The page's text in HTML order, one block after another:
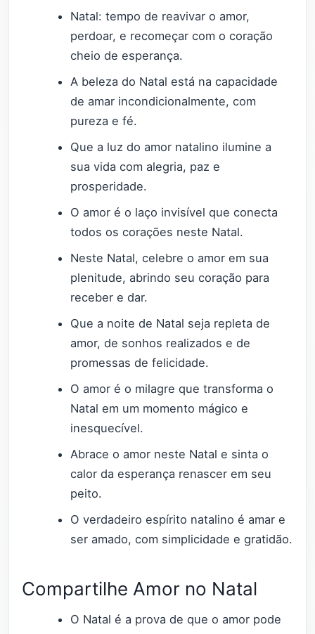
Natal: tempo de reavivar o amor,
perdoar, e recomeçar com o coração
cheio de esperança.
A beleza do Natal está na capacidade
de amar incondicionalmente, com
pureza e fé.
Que a luz do amor natalino ilumine a
sua vida com alegria, paz e
prosperidade.
O amor é o laço invisível que conecta
todos os corações neste Natal.
Neste Natal, celebre o amor em sua
plenitude, abrindo seu coração para
receber e dar.
Que a noite de Natal seja repleta de
amor, de sonhos realizados e de
promessas de felicidade.
O amor é o milagre que transforma o
Natal em um momento mágico e
inesquecível.
Abrace o amor neste Natal e sinta o
calor da esperança renascer em seu
peito.
O verdadeiro espírito natalino é amar e
ser amado, com simplicidade e gratidão.
Compartilhe Amor no Natal
O Natal é a prova de que o amor pode